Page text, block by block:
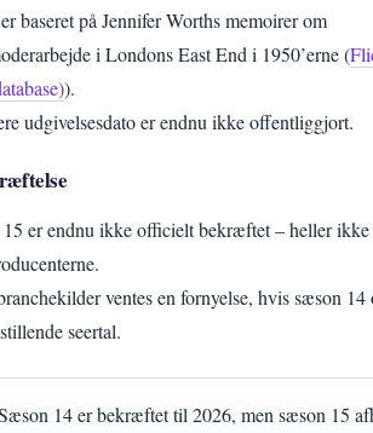
baseret på Jennifer Worths memoirer om
i Londons East End i 1950’erne (
).
udgivelsesdato er endnu ikke offentliggjort.
er endnu ikke officielt bekræftet – heller
ventes en fornyelse, hvis sæson 14
seertal.
14 er bekræftet til 2026, men sæson 15